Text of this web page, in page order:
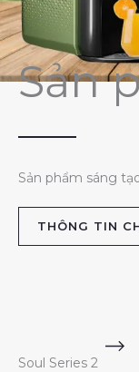
Sản
Sản phẩm sáng
THÔNG TIN
Soul Series 2